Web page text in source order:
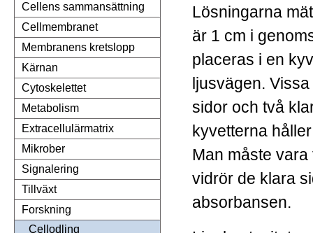
Cellens sammansättning
Cellmembranet
Membranens kretslopp
Kärnan
Cytoskelettet
Metabolism
Extracellulärmatrix
Mikrober
Signalering
Tillväxt
Forskning
Cellodling
Lösningarna
är 1 cm i
placeras i en
ljusvägen.
sidor och två
kyvetterna
Man måste
vidrör de klara
absorbansen.